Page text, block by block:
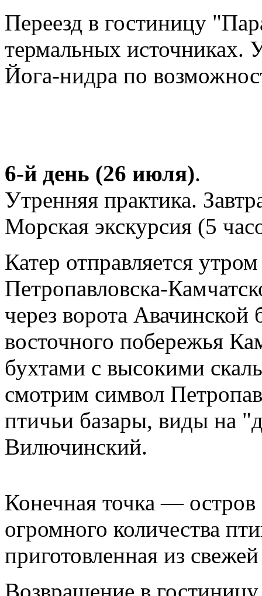
Переезд в гостиницу
термальных источниках.
Йога-нидра по
6-й день (26 июля).
Утренняя практика.
Морская экскурсия (5
Катер отправляется
Петропавловска-
через ворота
восточного побережья
бухтами с высокими
смотрим символ
птичьи базары, виды на
Вилючинский.
Конечная точка — остров
огромного количества
приготовленная из
Возвращение в